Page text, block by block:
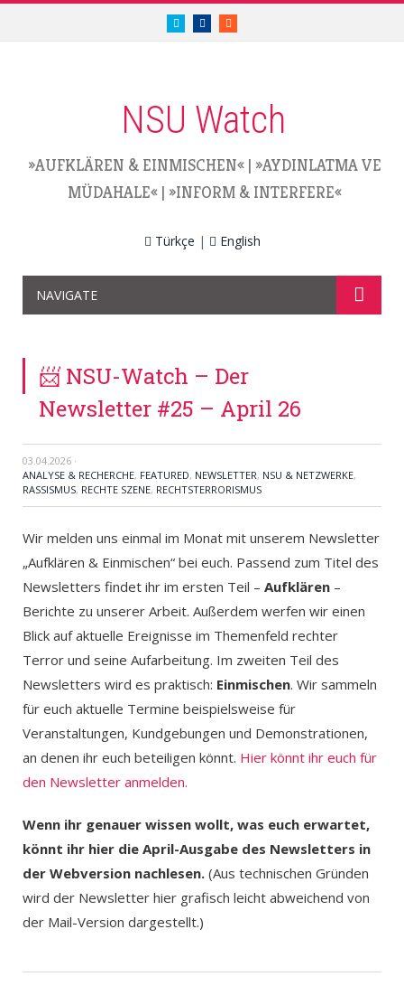
twitter.com/nsuwatch
facebook.com/nsuwatch
RSS
NSU Watch
»AUFKLÄREN & EINMISCHEN« | »AYDINLATMA VE
MÜDAHALE« | »INFORM & INTERFERE«
Türkçe | English
NAVIGATE
📨 NSU-Watch – Der
Newsletter #25 – April 26
03.04.2026 ·
ANALYSE & RECHERCHE, FEATURED, NEWSLETTER, NSU & NETZWERKE,
RASSISMUS, RECHTE SZENE, RECHTSTERRORISMUS
Wir melden uns einmal im Monat mit unserem Newsletter
„Aufklären & Einmischen“ bei euch. Passend zum Titel des
Newsletters findet ihr im ersten Teil – Aufklären –
Berichte zu unserer Arbeit. Außerdem werfen wir einen
Blick auf aktuelle Ereignisse im Themenfeld rechter
Terror und seine Aufarbeitung. Im zweiten Teil des
Newsletters wird es praktisch: Einmischen. Wir sammeln
für euch aktuelle Termine beispielsweise für
Veranstaltungen, Kundgebungen und Demonstrationen,
an denen ihr euch beteiligen könnt. Hier könnt ihr euch für
den Newsletter anmelden.
Wenn ihr genauer wissen wollt, was euch erwartet,
könnt ihr hier die April-Ausgabe des Newsletters in
der Webversion nachlesen. (Aus technischen Gründen
wird der Newsletter hier grafisch leicht abweichend von
der Mail-Version dargestellt.)